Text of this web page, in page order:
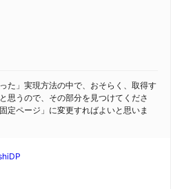
た」実現方法の中で、おそらく、取得す
思うので、その部分を見つけてくださ
定ページ」に変更すればよいと思いま